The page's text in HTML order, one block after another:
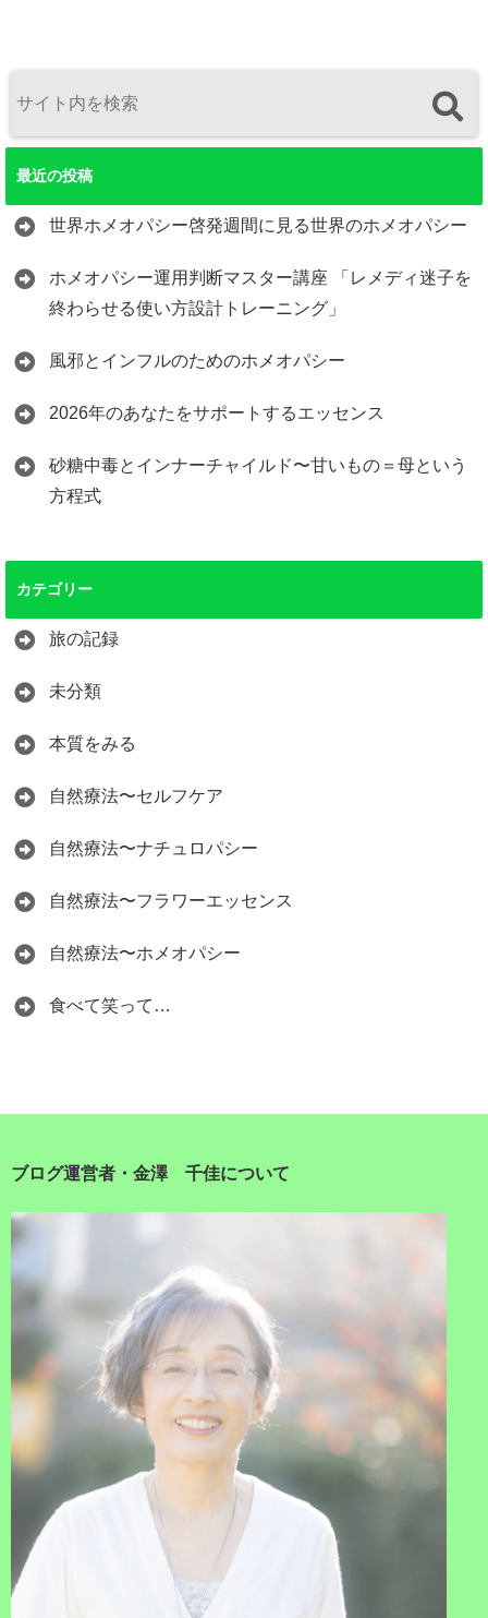
最近の投稿
世界ホメオパシー啓発週間に見る世界のホメオパシー
ホメオパシー運用判断マスター講座 「レメディ迷子を
終わらせる使い方設計トレーニング」
風邪とインフルのためのホメオパシー
2026年のあなたをサポートするエッセンス
砂糖中毒とインナーチャイルド〜甘いもの＝母という
方程式
カテゴリー
旅の記録
未分類
本質をみる
自然療法〜セルフケア
自然療法〜ナチュロパシー
自然療法〜フラワーエッセンス
自然療法〜ホメオパシー
食べて笑って…
ブログ運営者・金澤 千佳について